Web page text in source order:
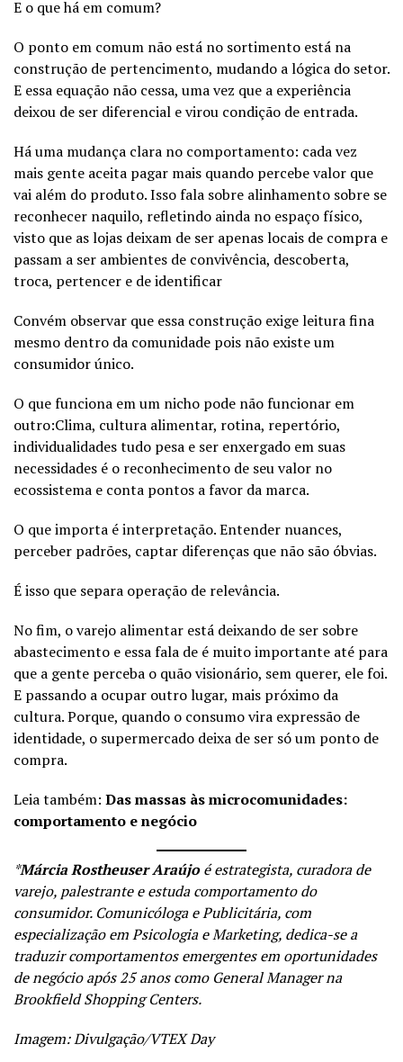
E o que há em comum?
O ponto em comum não está no sortimento está na
construção de pertencimento, mudando a lógica do setor.
E essa equação não cessa, uma vez que a experiência
deixou de ser diferencial e virou condição de entrada.
Há uma mudança clara no comportamento: cada vez
mais gente aceita pagar mais quando percebe valor que
vai além do produto. Isso fala sobre alinhamento sobre se
reconhecer naquilo, refletindo ainda no espaço físico,
visto que as lojas deixam de ser apenas locais de compra e
passam a ser ambientes de convivência, descoberta,
troca, pertencer e de identificar
Convém observar que essa construção exige leitura fina
mesmo dentro da comunidade pois não existe um
consumidor único.
O que funciona em um nicho pode não funcionar em
outro:Clima, cultura alimentar, rotina, repertório,
individualidades tudo pesa e ser enxergado em suas
necessidades é o reconhecimento de seu valor no
ecossistema e conta pontos a favor da marca.
O que importa é interpretação. Entender nuances,
perceber padrões, captar diferenças que não são óbvias.
É isso que separa operação de relevância.
No fim, o varejo alimentar está deixando de ser sobre
abastecimento e essa fala de é muito importante até para
que a gente perceba o quão visionário, sem querer, ele foi.
E passando a ocupar outro lugar, mais próximo da
cultura. Porque, quando o consumo vira expressão de
identidade, o supermercado deixa de ser só um ponto de
compra.
Leia também: Das massas às microcomunidades:
comportamento e negócio
*Márcia Rostheuser Araújoé estrategista, curadora de
varejo, palestrante e estuda comportamento do
consumidor. Comunicóloga e Publicitária, com
especialização em Psicologia e Marketing, dedica-se a
traduzir comportamentos emergentes em oportunidades
de negócio após 25 anos como General Manager na
Brookfield Shopping Centers.
Imagem: Divulgação/VTEX Day